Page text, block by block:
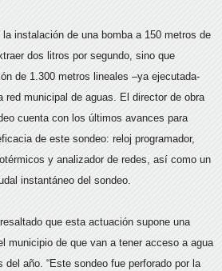
instalación de una bomba a 150 metros de
dos litros por segundo, sino que
de 1.300 metros lineales –ya ejecutada-
red municipal de aguas. El director de obra
cuenta con los últimos avances para
de este sondeo: reloj programador,
y analizador de redes, así como un
instantáneo del sondeo.
que esta actuación supone una
municipio de que van a tener acceso a agua
año. “Este sondeo fue perforado por la